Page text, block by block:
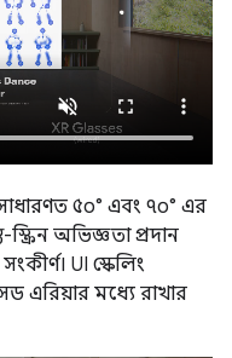
৫০° এবং ৭০° এর
অভিজ্ঞতা প্রদান
UI স্কেলিং
এরিয়ার মধ্যে রাখার